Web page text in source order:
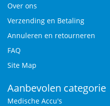
Over ons
Verzending en Betaling
Annuleren en retourneren
FAQ
Site Map
Aanbevolen categorie
Medische Accu's